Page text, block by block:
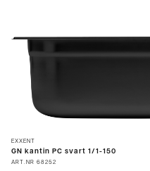
EXXENT
GN kantin PC svart 1/1-150
ART.NR 68252